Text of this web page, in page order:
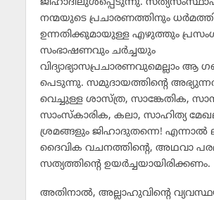
നന്മയുടെ പ്രചാരണത്തിനും
ഉന്നതിക്കുമായുള്ള എഴുത്തും
സംഭാഷണവും ചര്‍ച്ചയും
വിദ്യാഭ്യാസപ്രചാരണവുമെല്ലാം ആ
പെടുന്നു. സമുദായത്തിന്റെ
വെച്ചുള്ള ശാസ്ത്ര, സാങ്കേതിക,
സാംസ്‌കാരിക, കലാ, സാഹിത്യ
ശ്രമങ്ങളും ജിഹാദുതന്നെ! എന്നാല്‍
ദൈവിക വചനത്തിന്റെ, അഥവാ
സത്യത്തിന്റെ ഉയര്‍ച്ചയായിരിക്കണം.
അതിനാല്‍, അല്ലാഹുവിന്റെ